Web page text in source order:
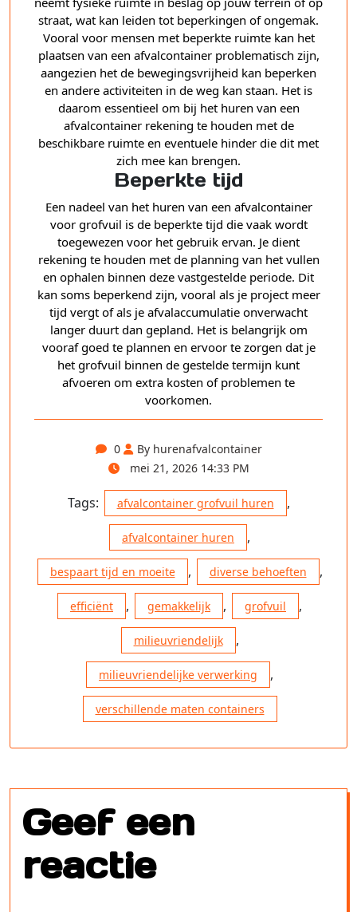
straat, wat kan leiden tot beperkingen of ongemak.
Vooral voor mensen met beperkte ruimte kan het
plaatsen van een afvalcontainer problematisch zijn,
aangezien het de bewegingsvrijheid kan beperken
en andere activiteiten in de weg kan staan. Het is
daarom essentieel om bij het huren van een
afvalcontainer rekening te houden met de
beschikbare ruimte en eventuele hinder die dit met
zich mee kan brengen.
Beperkte tijd
Een nadeel van het huren van een afvalcontainer
voor grofvuil is de beperkte tijd die vaak wordt
toegewezen voor het gebruik ervan. Je dient
rekening te houden met de planning van het vullen
en ophalen binnen deze vastgestelde periode. Dit
kan soms beperkend zijn, vooral als je project meer
tijd vergt of als je afvalaccumulatie onverwacht
langer duurt dan gepland. Het is belangrijk om
vooraf goed te plannen en ervoor te zorgen dat je
het grofvuil binnen de gestelde termijn kunt
afvoeren om extra kosten of problemen te
voorkomen.
0
By hurenafvalcontainer
mei 21, 2026 14:33 PM
Tags: afvalcontainer grofvuil huren ,
afvalcontainer huren ,
bespaart tijd en moeite , diverse behoeften ,
efficiënt , gemakkelijk , grofvuil ,
milieuvriendelijk ,
milieuvriendelijke verwerking ,
verschillende maten containers
Geef een
reactie